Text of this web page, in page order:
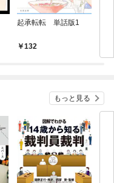
起承転転 単話版1
132
もっと見る